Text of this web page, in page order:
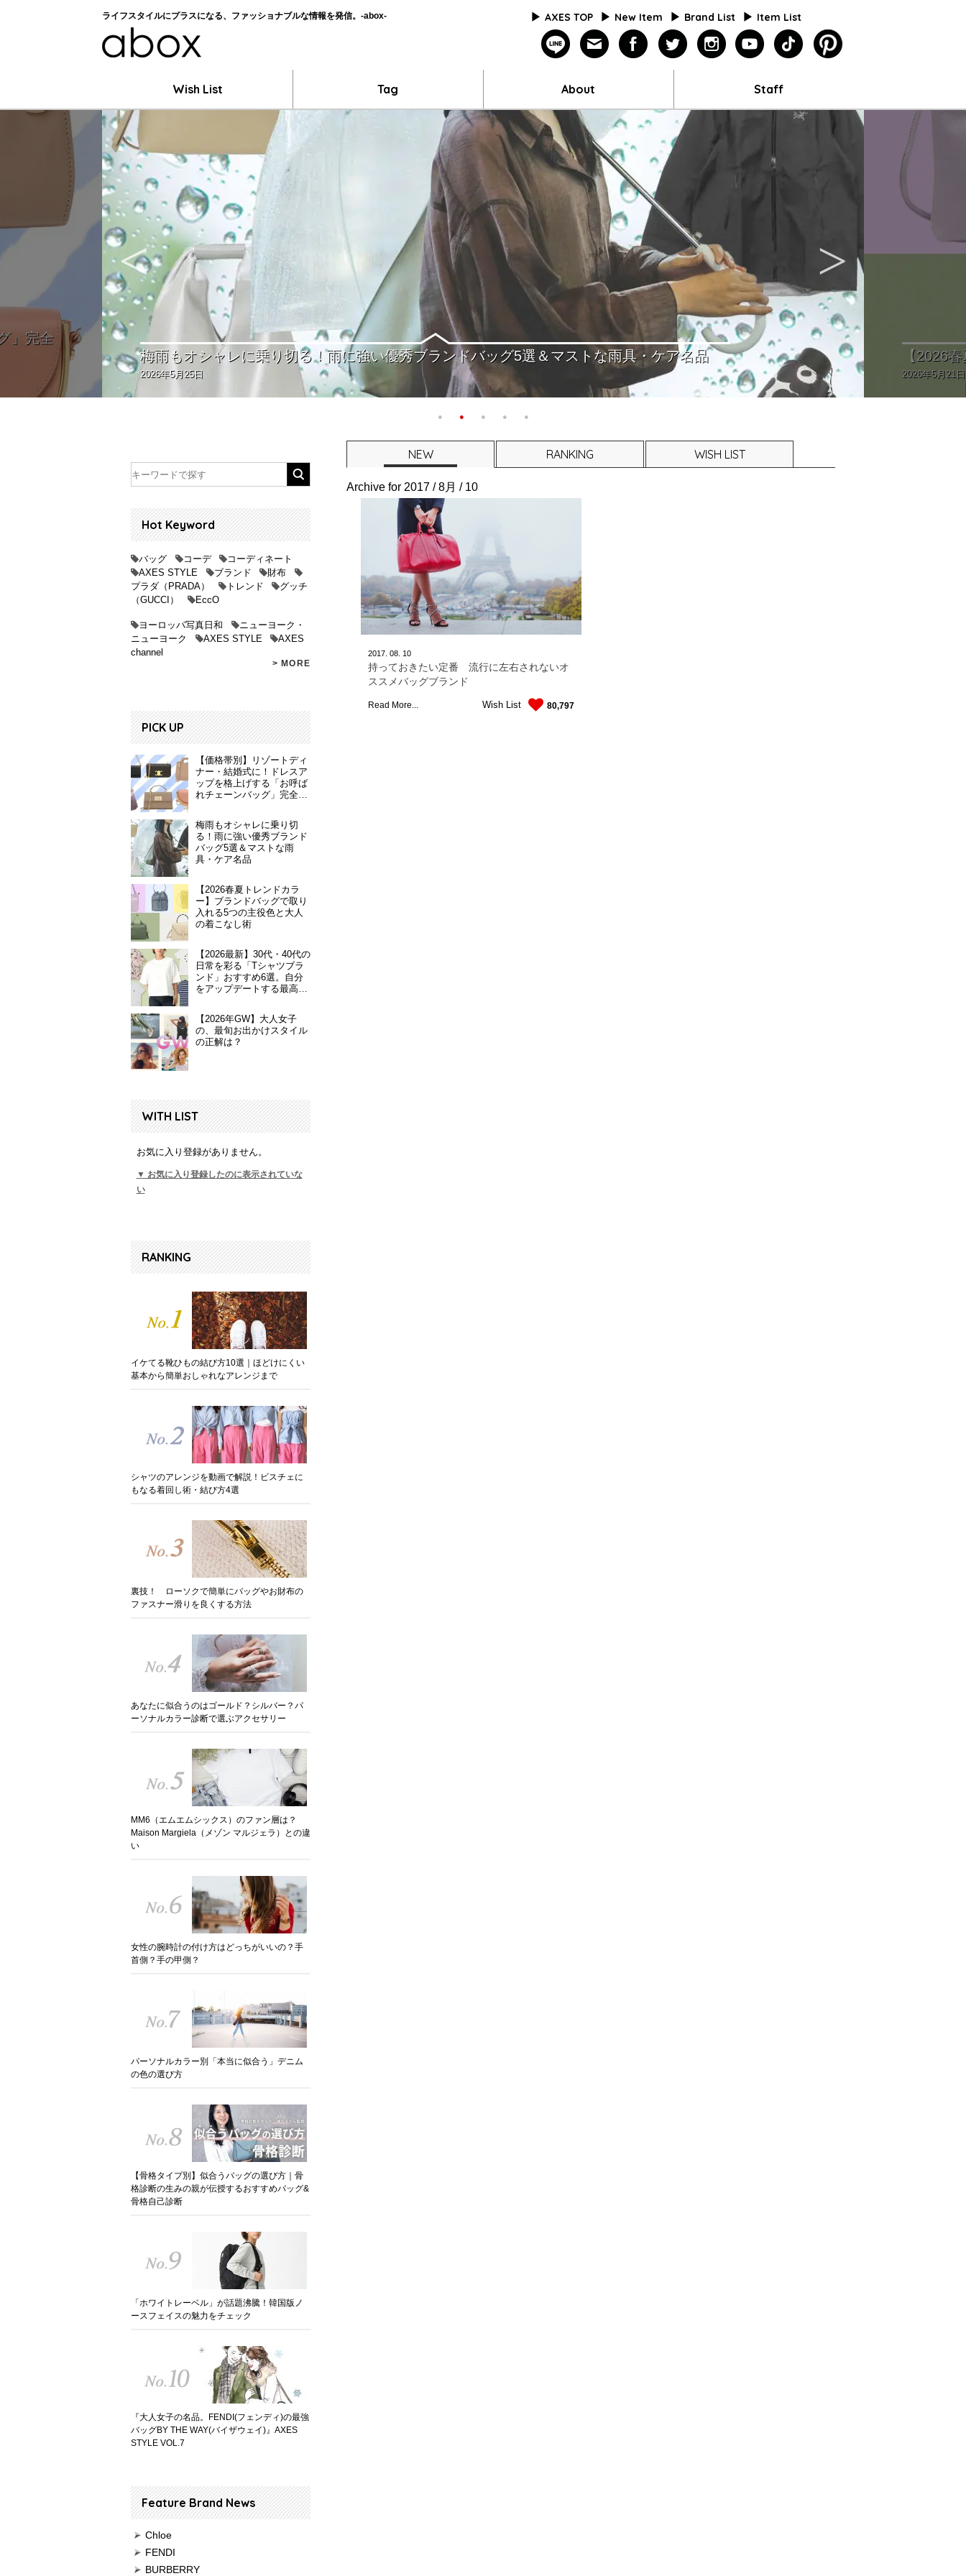
ライフスタイルにプラスになる、ファッショナブルな情報を発信。-abox- AXES TOP New Item Brand List Item List
tiktok
youtube
instagram
twitter
facebook
mailmagazine
line
Wish List Tag About Staff
【2026春夏トレンドカラー】ブランドバッグで取り入れる5つの主役色と大人の着こなし術
2026年5月21日
一
Hot Keyword
バッグ コーデ
コーディネート
AXES STYLE
ブランド
財布
プラダ（PRADA）
トレンド
グッチ
（GUCCI）
EccO
ヨーロッパ写真日和
ニューヨーク・
ニューヨーク
AXES STYLE
AXES
channel
> MORE
PICK UP
【価格帯別】リゾートディ
ナー・結婚式に！ドレスア
ップを格上げする「お呼ば
れチェーンバッグ」完全ガ
梅雨もオシャレに乗り切
る！雨に強い優秀ブランド
バッグ5選＆マストな雨
具・ケア名品
【2026春夏トレンドカラ
ー】ブランドバッグで取り
入れる5つの主役色と大人
の着こなし術
【2026最新】30代・40代の
日常を彩る「Tシャツブラ
ンド」おすすめ6選。自分
をアップデートする最高の
【2026年GW】大人女子
の、最旬お出かけスタイル
の正解は？
WITH LIST
お気に入り登録がありません。
▼ お気に入り登録したのに表示されていな
い
RANKING
イケてる靴ひもの結び方10選｜ほどけにくい
基本から簡単おしゃれなアレンジまで
シャツのアレンジを動画で解説！ビスチェに
もなる着回し術・結び方4選
裏技！ ローソクで簡単にバッグやお財布の
ファスナー滑りを良くする方法
あなたに似合うのはゴールド？シルバー？パ
ーソナルカラー診断で選ぶアクセサリー
MM6（エムエムシックス）のファン層は？
Maison Margiela（メゾン マルジェラ）との違
い
女性の腕時計の付け方はどっちがいいの？手
首側？手の甲側？
パーソナルカラー別「本当に似合う」デニム
の色の選び方
【骨格タイプ別】似合うバッグの選び方｜骨
格診断の生みの親が伝授するおすすめバッグ&
骨格自己診断
「ホワイトレーベル」が話題沸騰！韓国版ノ
ースフェイスの魅力をチェック
『大人女子の名品。FENDI(フェンディ)の最強
バッグBY THE WAY(バイザウェイ)』AXES
STYLE VOL.7
Feature Brand News
Chloe
FENDI
BURBERRY
NEW RANKING WISH LIST
Archive for 2017 / 8月 / 10
2017. 08. 10
持っておきたい定番 流行に左右されないオ
ススメバッグブランド
Read More... 80,797
Wish List